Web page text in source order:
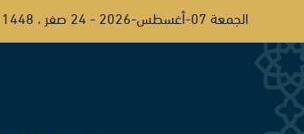
الجمعة 07-أغسطس-2026 - 24 صفر ، 1448